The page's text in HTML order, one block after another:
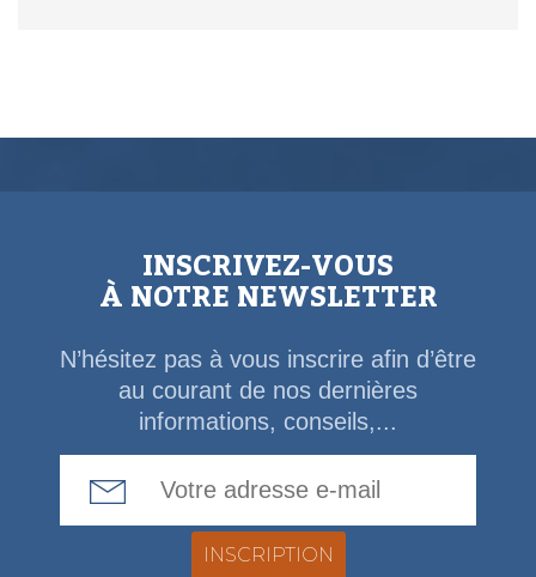
INSCRIVEZ-VOUS
À NOTRE NEWSLETTER
N’hésitez pas à vous inscrire afin d’être
au courant de nos dernières
informations, conseils,...